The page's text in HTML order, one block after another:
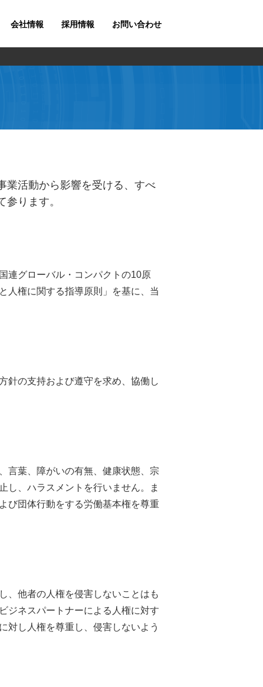
会社情報 採用情報 お問い合わせ
業活動から影響を受ける、すべ
ります。
連グローバル・コンパクトの10原
人権に関する指導原則」を基に、当
針の支持および遵守を求め、協働し
言葉、障がいの有無、健康状態、宗
し、ハラスメントを行いません。ま
び団体行動をする労働基本権を尊重
、他者の人権を侵害しないことはも
ジネスパートナーによる人権に対す
対し人権を尊重し、侵害しないよう